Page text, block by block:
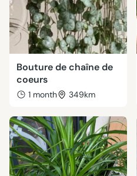
Bouture de chaîne de
coeurs
1 month 349km